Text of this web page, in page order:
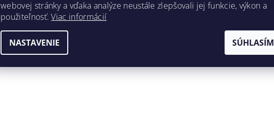
webovej stránky a vďaka analýze neustále zlepšovali jej funkcie, výkon a
použiteľnosť.Viac informácií
NASTAVENIE SÚHLASÍM